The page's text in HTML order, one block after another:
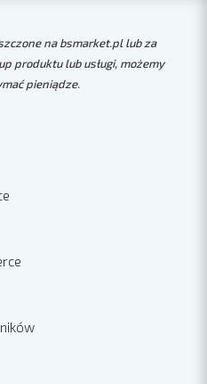
na bsmarket.pl lub za
produktu lub usługi, możemy
pieniądze.